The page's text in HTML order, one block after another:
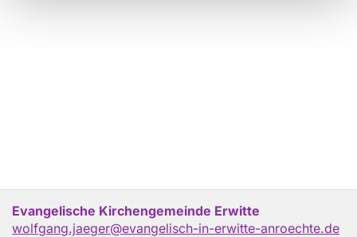
Evangelische Kirchengemeinde Erwitte
wolfgang.jaeger@evangelisch-in-erwitte-anroechte.de